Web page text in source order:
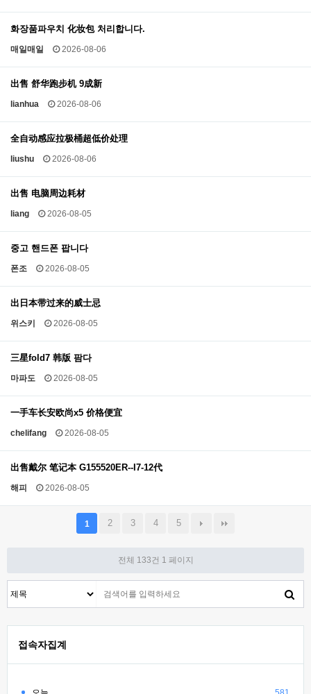
화장품파우치 化妆包 처리합니다.
매일매일 2026-08-06
出售 舒华跑步机 9成新
lianhua 2026-08-06
全自动感应拉极桶超低价处理
liushu 2026-08-06
出售 电脑周边耗材
liang 2026-08-05
중고 핸드폰 팝니다
폰조 2026-08-05
出日本带过来的威士忌
위스키 2026-08-05
三星fold7 韩版 팜다
마파도 2026-08-05
一手车长安欧尚x5 价格便宜
chelifang 2026-08-05
出售戴尔 笔记本 G155520ER--I7-12代
해피 2026-08-05
1 2 3 4 5
전체 133건 1 페이지
접속자집계